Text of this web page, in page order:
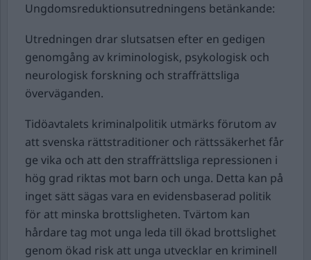
Ungdomsreduktionsutredningens betänkande:
Utredningen drar slutsatsen efter en gedigen
genomgång av kriminologisk, psykologisk och
neurologisk forskning och straffrättsliga
överväganden.
Tidöavtalets kriminalpolitik utmärks förutom av
att svenska rättstraditioner och rättssäkerhet får
ge vika och att den straffrättsliga repressionen i
hög grad riktas mot barn och unga. Detta kan på
inget sätt sägas vara en evidensbaserad politik
för att minska brottsligheten. Tvärtom kan
hårdare tag mot unga leda till ökad brottslighet
genom ökad risk att unga utvecklar en kriminell